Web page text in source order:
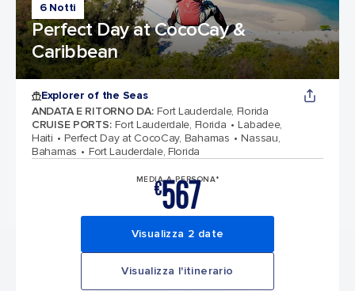
6 Notti
Perfect Day at CocoCay &
Caribbean
Explorer of the Seas
ANDATA E RITORNO DA: Fort Lauderdale, Florida
CRUISE PORTS: Fort Lauderdale, Florida
Labadee,
Haiti
Perfect Day at CocoCay, Bahamas
Nassau,
Bahamas
Fort Lauderdale, Florida
MEDIA A PERSONA*
€567
Visualizza 2 date
Visualizza l'itinerario